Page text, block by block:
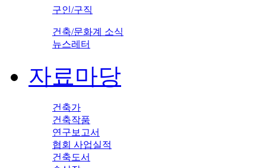
구인/구직
건축/문화계 소식
뉴스레터
자료마당
건축가
건축작품
연구보고서
협회 사업실적
건축도서